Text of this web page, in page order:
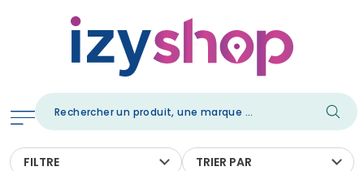
TRIER PAR
FILTRE